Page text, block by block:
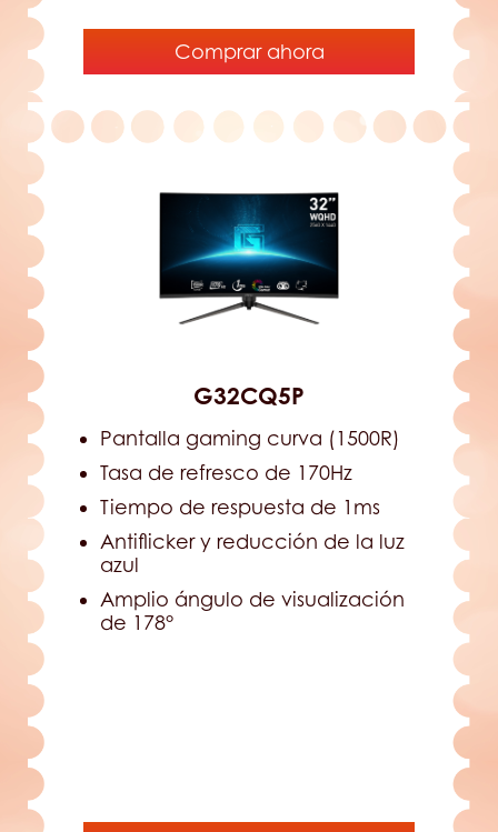
Comprar ahora
G32CQ5P
Pantalla gaming curva (1500R)
Tasa de refresco de 170Hz
Tiempo de respuesta de 1ms
Antiflicker y reducción de la luz
azul
Amplio ángulo de visualización
de 178°